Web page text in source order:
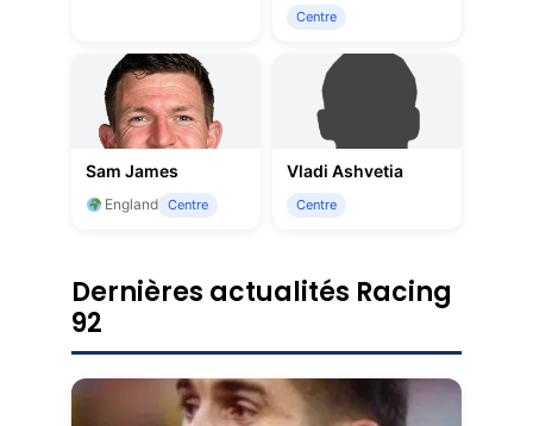
Centre
Sam James
England Centre
Vladi Ashvetia
Centre
Dernières actualités Racing
92